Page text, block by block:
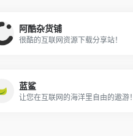
阿酷杂货铺
很酷的互联网资源下载分享站！
蓝鲨
让您在互联网的海洋里自由的遨游！